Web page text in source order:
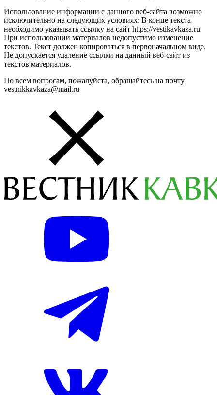
Использование информации с данного веб-сайта возможно
исключительно на следующих условиях: В конце текста
необходимо указывать ссылку на сайт https://vestikavkaza.ru.
При использовании материалов недопустимо изменение
текстов. Текст должен копироваться в первоначальном виде.
Не допускается удаление ссылки на данный веб-сайт из
текстов материалов.
По всем вопросам, пожалуйста, обращайтесь на почту
vestnikkavkaza@mail.ru